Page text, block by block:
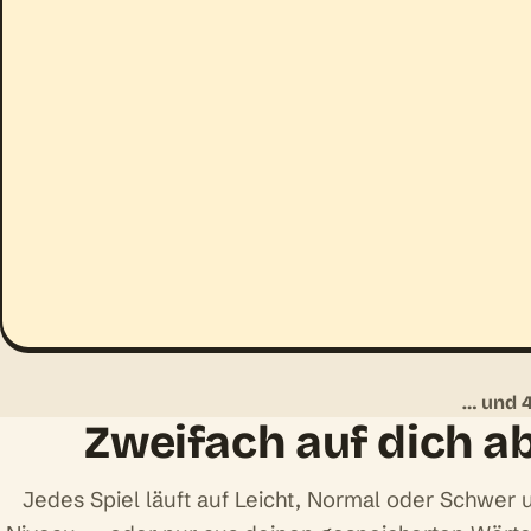
… und
Zweifach auf dich
Jedes Spiel läuft auf Leicht, Normal oder Schwer